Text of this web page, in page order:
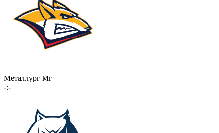
Металлург Мг
-:-